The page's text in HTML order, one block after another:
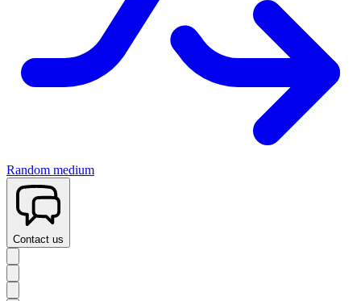
Random medium
Contact us